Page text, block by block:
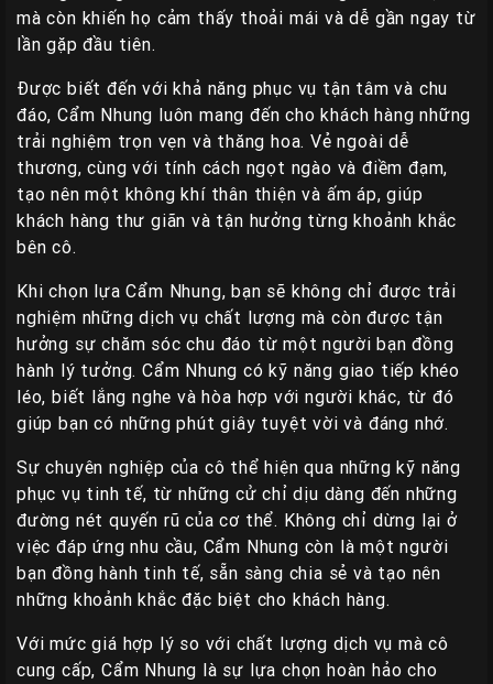
mà còn khiến họ cảm thấy thoải mái và dễ gần ngay từ
lần gặp đầu tiên.
Được biết đến với khả năng phục vụ tận tâm và chu
đáo, Cẩm Nhung luôn mang đến cho khách hàng những
trải nghiệm trọn vẹn và thăng hoa. Vẻ ngoài dễ
thương, cùng với tính cách ngọt ngào và điềm đạm,
tạo nên một không khí thân thiện và ấm áp, giúp
khách hàng thư giãn và tận hưởng từng khoảnh khắc
bên cô.
Khi chọn lựa Cẩm Nhung, bạn sẽ không chỉ được trải
nghiệm những dịch vụ chất lượng mà còn được tận
hưởng sự chăm sóc chu đáo từ một người bạn đồng
hành lý tưởng. Cẩm Nhung có kỹ năng giao tiếp khéo
léo, biết lắng nghe và hòa hợp với người khác, từ đó
giúp bạn có những phút giây tuyệt vời và đáng nhớ.
Sự chuyên nghiệp của cô thể hiện qua những kỹ năng
phục vụ tinh tế, từ những cử chỉ dịu dàng đến những
đường nét quyến rũ của cơ thể. Không chỉ dừng lại ở
việc đáp ứng nhu cầu, Cẩm Nhung còn là một người
bạn đồng hành tinh tế, sẵn sàng chia sẻ và tạo nên
những khoảnh khắc đặc biệt cho khách hàng.
Với mức giá hợp lý so với chất lượng dịch vụ mà cô
cung cấp, Cẩm Nhung là sự lựa chọn hoàn hảo cho